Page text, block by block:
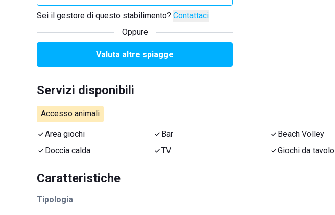
Sei il gestore di questo stabilimento? Contattaci
Oppure
Valuta altre spiagge
Servizi disponibili
Accesso animali
Area giochi Bar Beach Volley
Doccia calda
TV Giochi da tavolo
Caratteristiche
Tipologia